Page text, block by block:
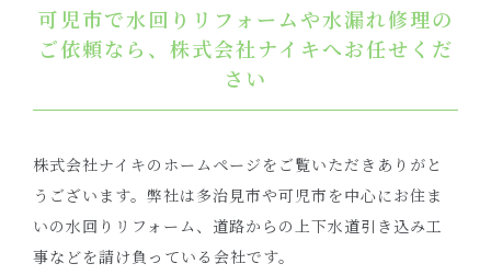
可児市で水回りリフォームや水漏れ修理の
ご依頼なら、株式会社ナイキへお任せくだ
さい
株式会社ナイキのホームページをご覧いただきありがと
うございます。弊社は多治見市や可児市を中心にお住ま
いの水回りリフォーム、道路からの上下水道引き込み工
事などを請け負っている会社です。